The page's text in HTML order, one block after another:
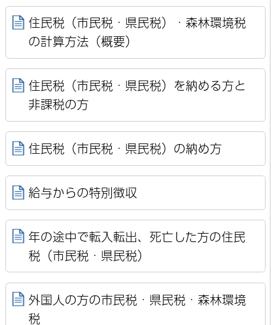
住民税（市民税・県民税）・森林環境税
の計算方法（概要）
住民税（市民税・県民税）を納める方と
非課税の方
住民税（市民税・県民税）の納め方
給与からの特別徴収
年の途中で転入転出、死亡した方の住民
税（市民税・県民税）
外国人の方の市民税・県民税・森林環境
税